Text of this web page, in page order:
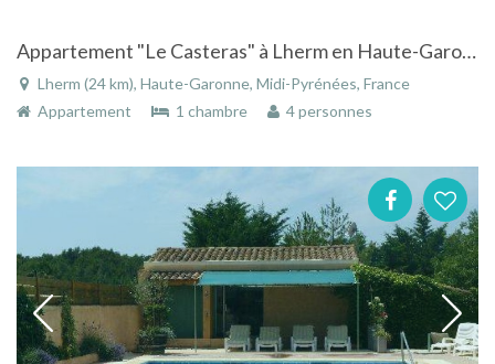
Appartement "Le Casteras" à Lherm en Haute-Garonne - Midi-Pyrénées avec piscine et spa
Lherm (24 km), Haute-Garonne, Midi-Pyrénées, France
Appartement
1 chambre 4 personnes